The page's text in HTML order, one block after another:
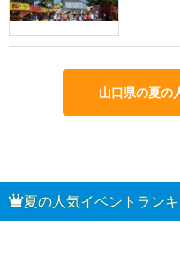
山口県の夏の
夏の人気イベントランキ